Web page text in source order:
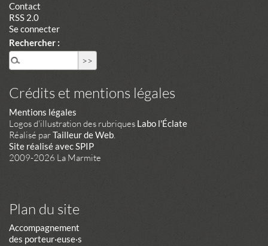
Contact
RSS 2.0
Se connecter
Rechercher :
Crédits et mentions légales
Mentions légales
Logos d'illustration des rubriques Labo l'Éclate
Réalisé parTailleur de Web
Site réalisé avec SPIP
2009-2026 La Marmite
Plan du site
Accompagnement
des porteur·euse·s